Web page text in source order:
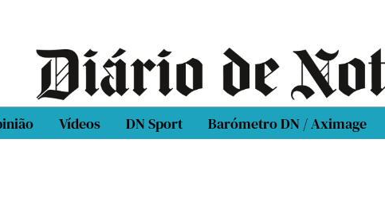
Vídeos DN Sport Barómetro DN / Aximage